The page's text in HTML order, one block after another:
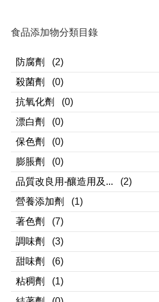
食品添加物分類目錄
防腐劑
(2)
殺菌劑
(0)
抗氧化劑
(0)
漂白劑
(0)
保色劑
(0)
膨脹劑
(0)
品質改良用-釀造用及...
(2)
營養添加劑
(1)
著色劑
(7)
調味劑
(3)
甜味劑
(6)
粘稠劑
(1)